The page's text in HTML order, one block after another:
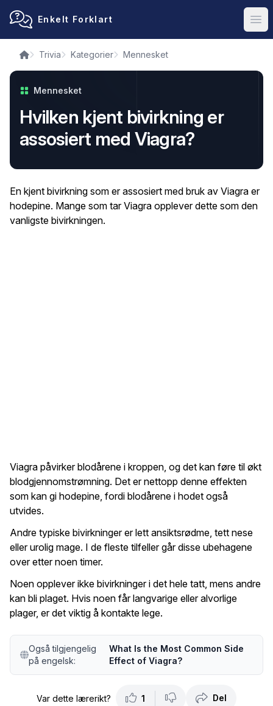
Enkelt Forklart
Trivia Kategorier Mennesket
Mennesket
Hvilken kjent bivirkning er
assosiert med Viagra?
En kjent bivirkning som er assosiert med bruk av Viagra er
hodepine. Mange som tar Viagra opplever dette som den
vanligste bivirkningen.
Viagra påvirker blodårene i kroppen, og det kan føre til økt
blodgjennomstrømning. Det er nettopp denne effekten
som kan gi hodepine, fordi blodårene i hodet også
utvides.
Andre typiske bivirkninger er lett ansiktsrødme, tett nese
eller urolig mage. I de fleste tilfeller går disse ubehagene
over etter noen timer.
Noen opplever ikke bivirkninger i det hele tatt, mens andre
kan bli plaget. Hvis noen får langvarige eller alvorlige
plager, er det viktig å kontakte lege.
Også tilgjengelig
på engelsk:
What Is the Most Common Side
Effect of Viagra?
Var dette lærerikt? 1 Del